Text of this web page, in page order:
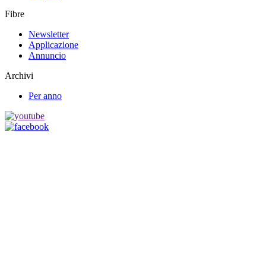
Fibre
Newsletter
Applicazione
Annuncio
Archivi
Per anno